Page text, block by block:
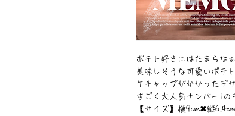
ポテト好きにはたまらな
美味しそうな可愛いポテ
ケチャップがかかったデ
すごく大人気ナンバー1
【サイズ】横9cm✖︎縦6.4cm